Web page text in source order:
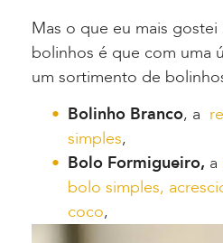
Mas o que eu mais
bolinhos é que com uma
um sortimento de
Bolinho Branco, a
simples,
Bolo Formigueiro, a
bolo simples,
coco,